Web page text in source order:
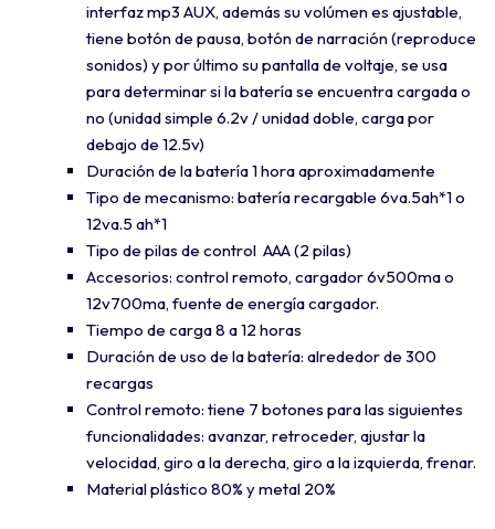
interfaz mp3 AUX, además su volúmen es ajustable,
tiene botón de pausa, botón de narración (reproduce
sonidos) y por último su pantalla de voltaje, se usa
para determinar si la batería se encuentra cargada o
no (unidad simple 6.2v / unidad doble, carga por
debajo de 12.5v)
Duración de la batería 1 hora aproximadamente
Tipo de mecanismo: batería recargable 6va.5ah*1 o
12va.5 ah*1
Tipo de pilas de control AAA (2 pilas)
Accesorios: control remoto, cargador 6v500ma o
12v700ma, fuente de energía cargador.
Tiempo de carga 8 a 12 horas
Duración de uso de la batería: alrededor de 300
recargas
Control remoto: tiene 7 botones para las siguientes
funcionalidades: avanzar, retroceder, ajustar la
velocidad, giro a la derecha, giro a la izquierda, frenar.
Material plástico 80% y metal 20%